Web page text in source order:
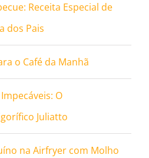
Receita Especial de
dos Pais
o Café da Manhã
O
Juliatto
na Airfryer com Molho